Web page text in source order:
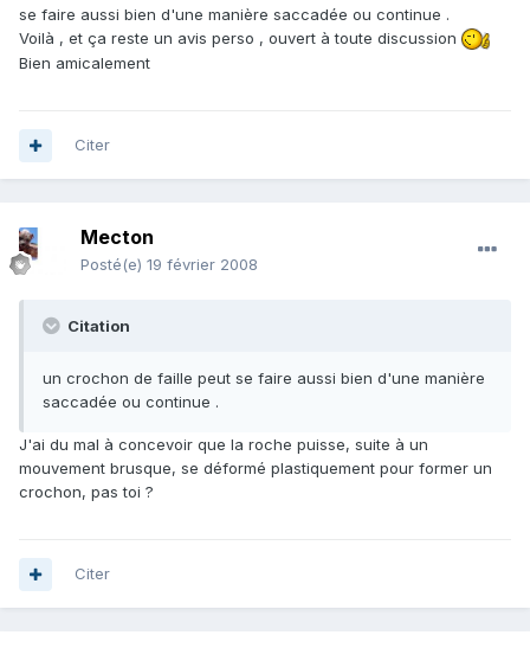
se faire aussi bien d'une manière saccadée ou continue .
Voilà , et ça reste un avis perso , ouvert à toute discussion
Bien amicalement
Citer
Mecton
Posté(e) 19 février 2008
Citation
un crochon de faille peut se faire aussi bien d'une manière
saccadée ou continue .
J'ai du mal à concevoir que la roche puisse, suite à un
mouvement brusque, se déformé plastiquement pour former un
crochon, pas toi ?
Citer